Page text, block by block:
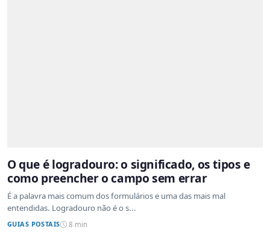
O que é logradouro: o significado, os tipos e
como preencher o campo sem errar
É a palavra mais comum dos formulários e uma das mais mal
entendidas. Logradouro não é o s...
GUIAS POSTAIS 8 min